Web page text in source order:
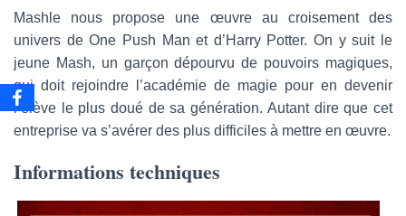
a
i
Mashle nous propose une œuvre au croisement des
univers de One Push Man et d’Harry Potter. On y suit le
jeune Mash, un garçon dépourvu de pouvoirs magiques,
qui doit rejoindre l’académie de magie pour en devenir
l’élève le plus doué de sa génération. Autant dire que cet
entreprise va s’avérer des plus difficiles à mettre en œuvre.
Informations techniques